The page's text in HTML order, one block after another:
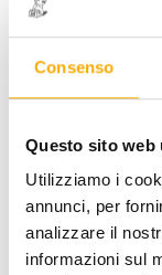
Consenso
Questo sito web
Utilizziamo i
annunci, per
analizzare il
informazioni sul
DRALL CON
CODICE: 0148560027
ACCEDI